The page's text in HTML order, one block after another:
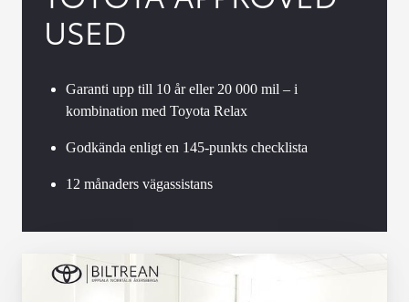
USED
Garanti upp till 10 år eller 20 000 mil – i
kombination med Toyota Relax
Godkända enligt en 145-punkts checklista
12 månaders vägassistans